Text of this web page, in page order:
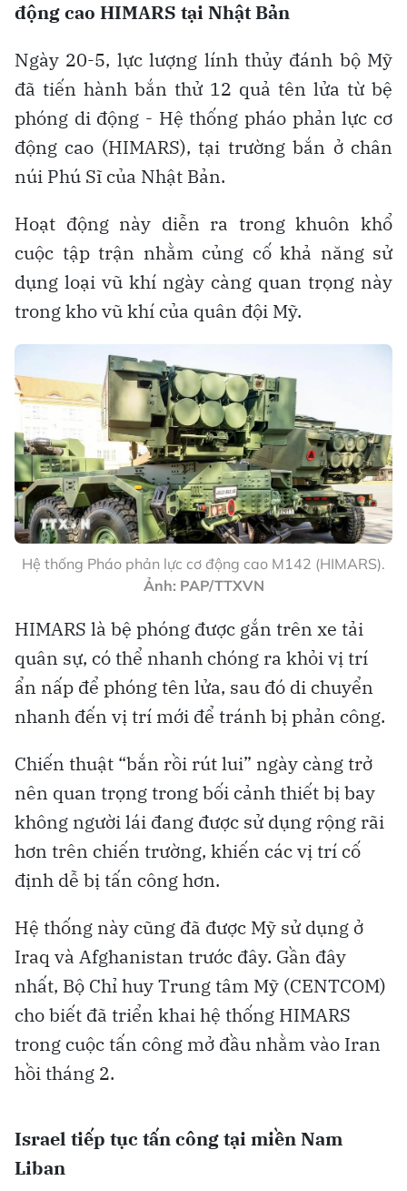
động cao HIMARS tại Nhật Bản
Ngày 20-5, lực lượng lính thủy đánh bộ Mỹ
đã tiến hành bắn thử 12 quả tên lửa từ bệ
phóng di động - Hệ thống pháo phản lực cơ
động cao (HIMARS), tại trường bắn ở chân
núi Phú Sĩ của Nhật Bản.
Hoạt động này diễn ra trong khuôn khổ
cuộc tập trận nhằm củng cố khả năng sử
dụng loại vũ khí ngày càng quan trọng này
trong kho vũ khí của quân đội Mỹ.
Hệ thống Pháo phản lực cơ động cao M142 (HIMARS).
Ảnh: PAP/TTXVN
HIMARS là bệ phóng được gắn trên xe tải
quân sự, có thể nhanh chóng ra khỏi vị trí
ẩn nấp để phóng tên lửa, sau đó di chuyển
nhanh đến vị trí mới để tránh bị phản công.
Chiến thuật “bắn rồi rút lui” ngày càng trở
nên quan trọng trong bối cảnh thiết bị bay
không người lái đang được sử dụng rộng rãi
hơn trên chiến trường, khiến các vị trí cố
định dễ bị tấn công hơn.
Hệ thống này cũng đã được Mỹ sử dụng ở
Iraq và Afghanistan trước đây. Gần đây
nhất, Bộ Chỉ huy Trung tâm Mỹ (CENTCOM)
cho biết đã triển khai hệ thống HIMARS
trong cuộc tấn công mở đầu nhằm vào Iran
hồi tháng 2.
Israel tiếp tục tấn công tại miền Nam
Liban